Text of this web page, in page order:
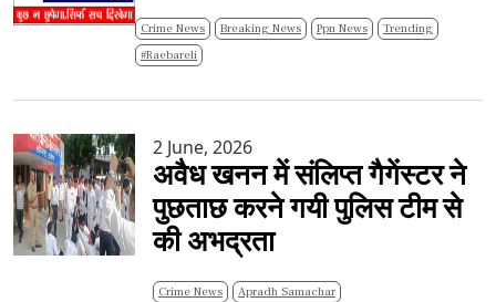
Crime News Breaking News Ppn News
Trending
#Raebareli
2 June, 2026
अवैध खनन में संलिप्त गैगेंस्टर ने
पुछताछ करने गयी पुलिस टीम से
की अभद्रता
Crime News Apradh Samachar